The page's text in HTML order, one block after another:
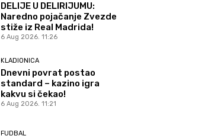
DELIJE U DELIRIJUMU:
Naredno pojačanje Zvezde
stiže iz Real Madrida!
6 Aug 2026. 11:26
KLADIONICA
Dnevni povrat postao
standard – kazino igra
kakvu si čekao!
6 Aug 2026. 11:21
FUDBAL